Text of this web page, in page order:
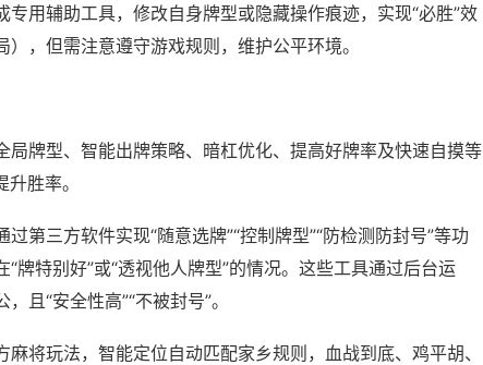
用辅助工具，修改自身牌型或隐藏操作痕迹，实现“必胜”效
，但需注意遵守游戏规则，维护公平环境。
局牌型、智能出牌策略、暗杠优化、提高好牌率及快速自摸等
胜率。
第三方软件实现“随意选牌”“控制牌型”“防检测防封号”等功
牌特别好”或“透视他人牌型”的情况。这些工具通过后台运
且“安全性高”“不被封号”。
将玩法，智能定位自动匹配家乡规则，血战到底、鸡平胡、